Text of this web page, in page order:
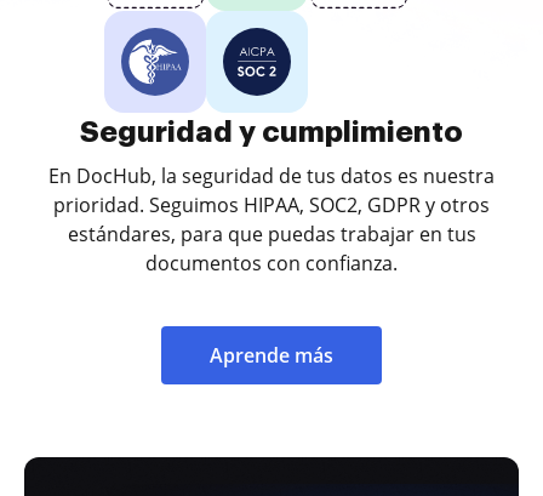
Seguridad y cumplimiento
En DocHub, la seguridad de tus datos es nuestra
prioridad. Seguimos HIPAA, SOC2, GDPR y otros
estándares, para que puedas trabajar en tus
documentos con confianza.
Aprende más